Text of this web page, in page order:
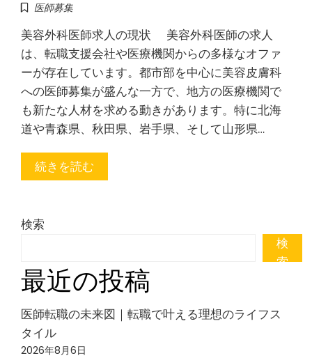
医師募集
美容外科医師求人の現状 美容外科医師の求人
は、転職支援会社や医療機関からの多様なオファ
ーが存在しています。都市部を中心に美容皮膚科
への医師募集が盛んな一方で、地方の医療機関で
も新たな人材を求める動きがあります。特に北海
道や青森県、秋田県、岩手県、そして山形県…
続きを読む
検索
検
索
最近の投稿
医師転職の未来図｜転職で叶える理想のライフス
タイル
2026年8月6日